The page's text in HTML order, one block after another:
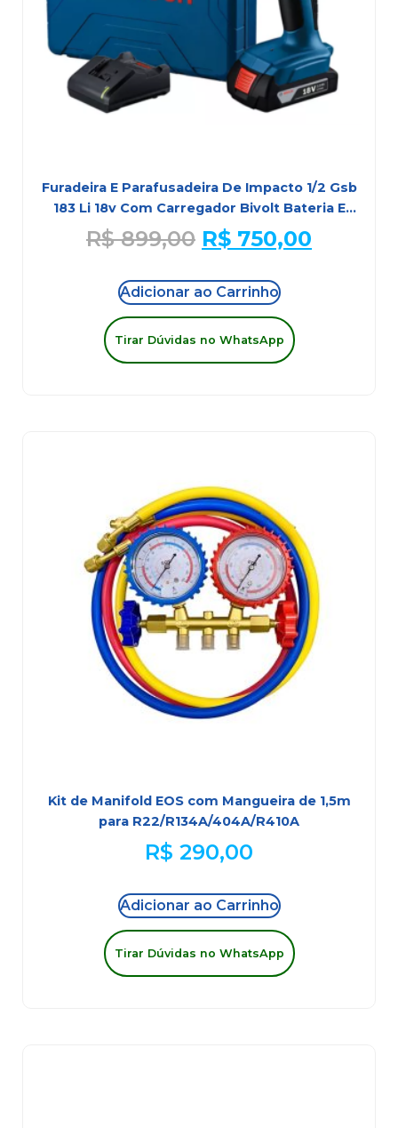
Furadeira E Parafusadeira De Impacto 1/2 Gsb
183 Li 18v Com Carregador Bivolt Bateria E
Maleta Bosch
R$899,00 R$ 750,00
Adicionar ao Carrinho
Tirar Dúvidas no WhatsApp
Kit de Manifold EOS com Mangueira de 1,5m
para R22/R134A/404A/R410A
R$ 290,00
Adicionar ao Carrinho
Tirar Dúvidas no WhatsApp